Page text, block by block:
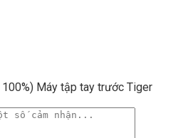
Máy tập tay trước Tiger